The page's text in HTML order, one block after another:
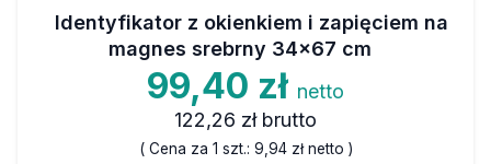
Identyfikator z okienkiem i zapięciem na
magnes srebrny 34x67 cm
99,40 zł netto
122,26 zł brutto
( Cena za 1 szt.: 9,94 złnetto )